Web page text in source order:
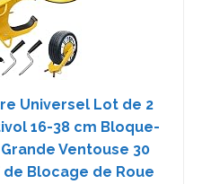
Universel Lot de 2
16-38 cm Bloque-
Ventouse 30
Blocage de Roue